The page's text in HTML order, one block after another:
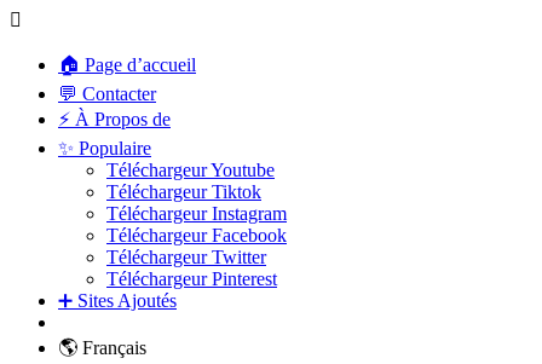
🏠 Page d’accueil
💬 Contacter
⚡ À Propos de
✨ Populaire
Téléchargeur Youtube
Téléchargeur Tiktok
Téléchargeur Instagram
Téléchargeur Facebook
Téléchargeur Twitter
Téléchargeur Pinterest
➕ Sites Ajoutés
🌎 Français